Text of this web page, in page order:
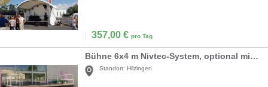
357,00 € pro Tag
Bühne 6x4 m Nivtec-System, optional mit Geländern
Standort: Hilzingen